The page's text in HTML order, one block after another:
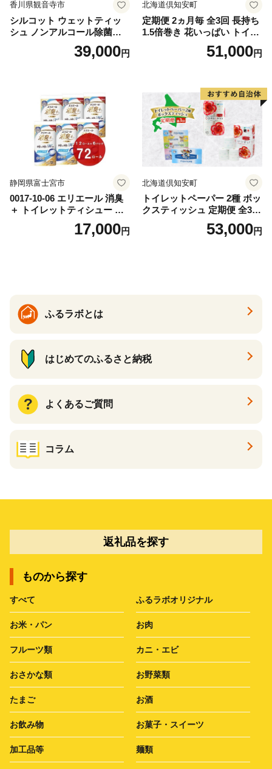
香川県観音寺市
シルコット ウェットティッ
シュ ノンアルコール除菌詰
替（43枚×3P）×24袋 日用品
おもちゃ 拭き取り 手拭き 外
39,000円
北海道倶知安町
定期便 2ヵ月毎 全3回 長持ち
1.5倍巻き 花いっぱい トイレ
ットペーパー ダブル 45ｍ 計
72ロール 全18種 花柄 プリン
ー 消耗品 備蓄 送料無料 北海
道 倶知安町 日用品
51,000円
静岡県富士宮市
0017-10-06 エリエール 消臭
＋ トイレットティシュー し
っかり香るフレッシュクリア
の香り ダブル 12ロール×6パ
17,000円
北海道倶知安町
トイレットペーパー 2種 ボッ
クスティッシュ 定期便 全3
回 日本製 まとめ買い 防災
常備品 日用雑貨 消耗品 生活
53,000円
ふるラボとは
はじめてのふるさと納税
よくあるご質問
コラム
返礼品を探す
ものから探す
すべて ふるラボオリジナル
お米・パン お肉
フルーツ類 カニ・エビ
おさかな類 お野菜類
たまご お酒
お飲み物 お菓子・スイーツ
加工品等 麺類